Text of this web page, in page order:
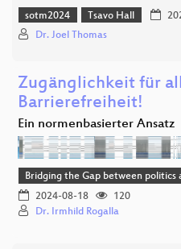
sotm2024 Tsavo Hall
Dr. Joel Thomas
Zugänglichkeit für
Barrierefreiheit!
Ein normenbasierter Ansatz
Bridging the Gap between
2024-08-18
120
Dr. Irmhild Rogalla